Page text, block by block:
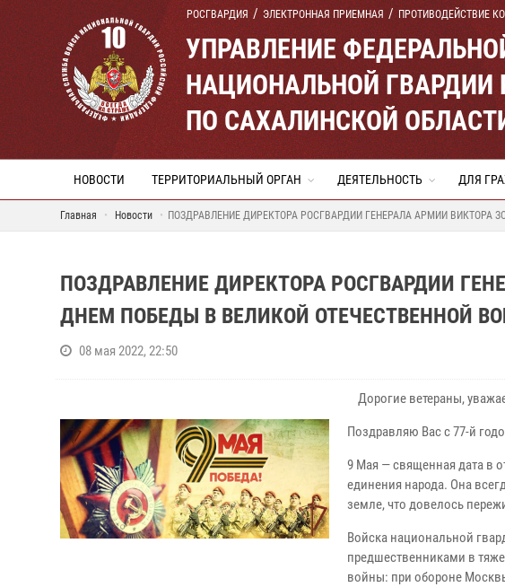
РОСГВАРДИЯ ЭЛЕКТРОННАЯ ПРИЕМНАЯ ПРОТИВОДЕЙСТВИЕ
УПРАВЛЕНИЕ
НАЦИОНАЛЬНОЙ
ПО САХАЛИНСКОЙ
НОВОСТИ ТЕРРИТОРИАЛЬНЫЙ ОРГАН ДЕЯТЕЛЬНОСТЬ ДЛЯ
Главная Новости ПОЗДРАВЛЕНИЕ ДИРЕКТОРА РОСГВАРДИИ ГЕНЕРАЛА АРМИИ ВИКТОРА
ПОЗДРАВЛЕНИЕ ДИРЕКТОРА РОСГВАРДИИ
ДНЕМ ПОБЕДЫ В ВЕЛИКОЙ ОТЕЧЕСТВЕННОЙ
08 мая 2022, 22:50
Дорогие ветераны,
Поздравляю Вас с 77-й
9 Мая — священная дата в
единения народа. Она
земле, что довелось
Войска национальной
предшественниками в
войны: при обороне